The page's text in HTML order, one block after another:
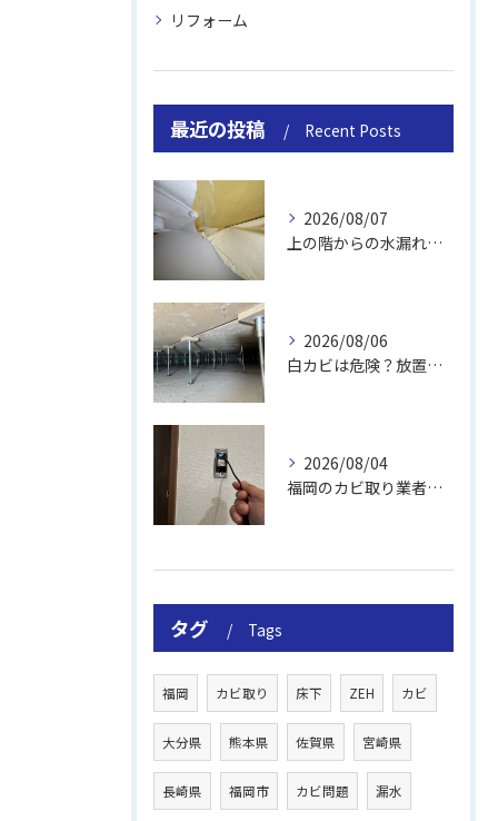
リフォーム
最近の投稿 Recent Posts
2026/08/07
上の階からの水漏れでカビ｜対処法と業者
2026/08/06
白カビは危険？放置のリスクと取り方
2026/08/04
福岡のカビ取り業者おすすめの選び方と費用
タグ Tags
福岡 カビ取り 床下 ZEH カビ
大分県 熊本県 佐賀県 宮崎県
長崎県 福岡市 カビ問題 漏水